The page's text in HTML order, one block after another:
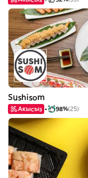
Sushisom
Акысыз 98%(25)